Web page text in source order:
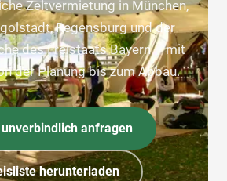
Zeltvermietung in München,
Regensburg und der
des Freistaats Bayern – mit
der Planung bis zum Abbau.
anfragen
herunterladen